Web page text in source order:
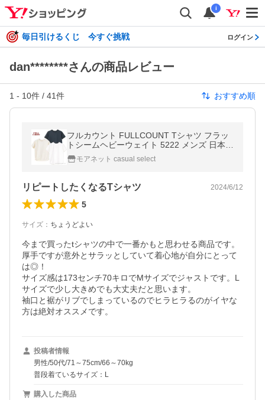
i
毎日引けるくじ 今すぐ挑戦 ログイン
dan********さんの商品レビュー
1 - 10件 / 41件 おすすめ順
フルカウント FULLCOUNT Tシャツ フラッ
トシームヘビーウェイト 5222 メンズ 日本製
半袖 無地系 2026春夏
モアネット casual select
リピートしたくなるTシャツ 2024/6/12
5
サイズ ： ちょうどよい
今まで買ったtシャツの中で一番かもと思わせる商品です。
厚手ですが意外とサラッとしていて着心地が自分にとって
は◎！
サイズ感は173センチ70キロでMサイズでジャストです。L
サイズで少し大きめでも大丈夫だと思います。
袖口と裾がリブでしまっているのでヒラヒラるのがイヤな
投稿者情報
男性/50代/71～75cm/66～70kg
普段着ているサイズ：L
購入した商品